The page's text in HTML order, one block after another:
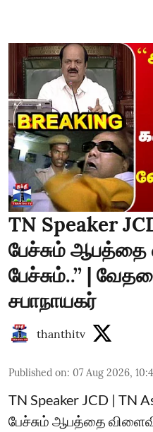
TN Speaker
பேச்சும் ஆபத்தை
பேச்சும்..’’ |
சபாநாயகர்
thanthitv
Published on: 07 Aug 2026,
TN Speaker JCD | TN
பேச்சும் ஆபத்தை